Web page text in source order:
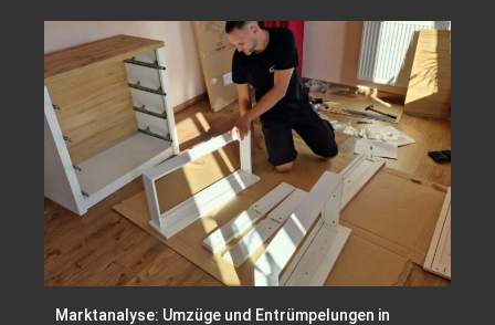
Marktanalyse: Umzüge und Entrümpelungen in